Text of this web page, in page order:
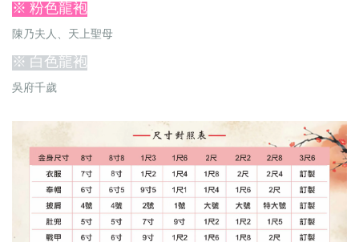
※ 粉色龍袍
陳乃夫人、天上聖母
※ 白色龍袍
吳府千歲